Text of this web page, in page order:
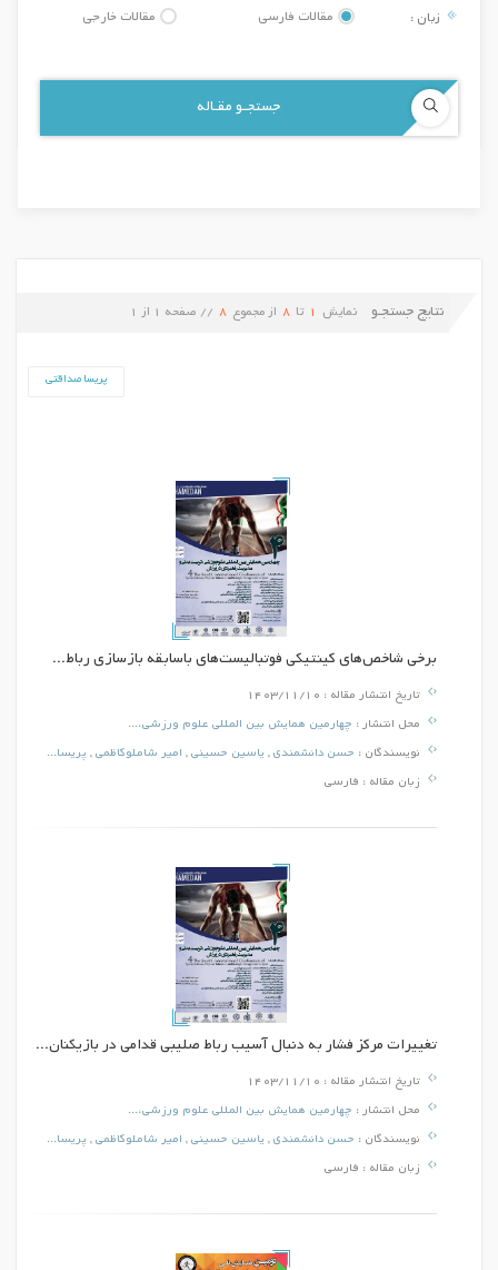
زبان : مقالات فارسی مقالات خارجی
نتایج جستجـو نمایش تا 8 از مجموع 8 // صفحه 1 از 1
پریسا صداقتی
برخی شاخص‌های کینتیکی فوتبالیست‌های باسابقه بازسازی رباط...
تاریخ انتشار مقاله : 1403/11/10
محل انتشار : چهارمین همایش بین المللی علوم ورزشی،...
نویسندگان : حسن دانشمندی, یاسین حسینی, امیر شاملوکاظمی, پریسا...
زبان مقاله : فارسی
تغییرات مرکز فشار به دنبال آسیب رباط صلیبی قدامی در بازیکنان...
تاریخ انتشار مقاله : 1403/11/10
محل انتشار : چهارمین همایش بین المللی علوم ورزشی،...
نویسندگان : حسن دانشمندی, یاسین حسینی, امیر شاملوکاظمی, پریسا...
زبان مقاله : فارسی